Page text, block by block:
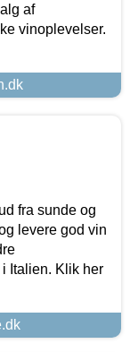
af
vinoplevelser.
fra sunde og
levere god vin
Italien. Klik her